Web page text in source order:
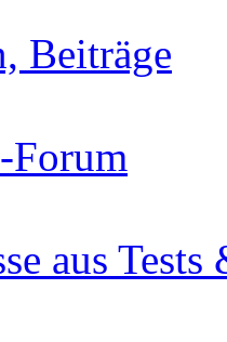
Beiträge
Forum
aus